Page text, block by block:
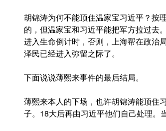
胡锦涛为何不能顶住温家宝习近平？按
的，但温家宝和习近平能把军方拉过去
进入生命倒计时，否则，上海帮在政治
泽民已经进入弥留之际了。
下面说说薄熙来事件的最后结局。
薄熙来本人的下场，也许胡锦涛能顶住
子。18大后再由习近平他们自己处理。